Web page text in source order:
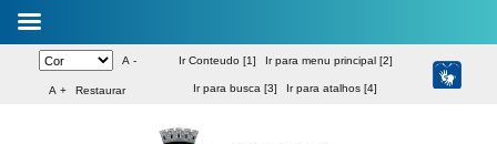
A -
A + Restaurar
Ir Conteudo [1] Ir para menu principal [2]
Ir para busca [3] Ir para atalhos [4]